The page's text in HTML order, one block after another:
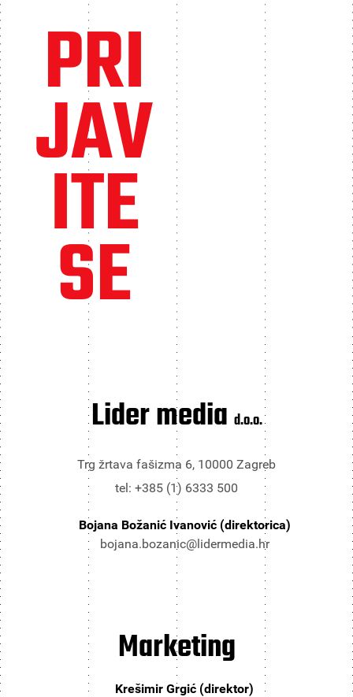
PRI
JAV
ITE
SE
Lider media d.o.o.
Trg žrtava fašizma 6, 10000 Zagreb
tel: +385 (1) 6333 500
Bojana Božanić Ivanović (direktorica)
bojana.bozanic@lidermedia.hr
Marketing
Krešimir Grgić (direktor)